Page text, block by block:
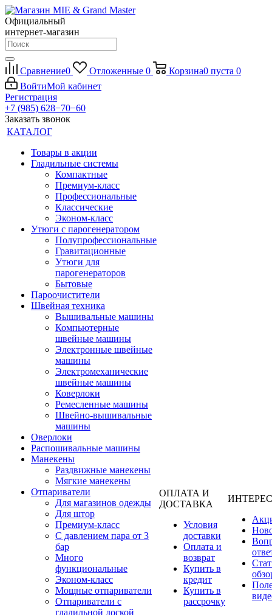
Официальный
интернет-магазин
Сравнение0 Отложенные 0 Корзина0 пуста 0
ВойтиМой кабинет
Регистрация
+7 (985) 628−70−60
Заказать звонок
КАТАЛОГ
Товары в акции
Гладильные системы
Компактные
Премиум-класс
Профессиональные
Классические
Эконом-класс
Утюги с парогенератором
Полупрофессиональные
Гравитационные
Утюги для
парогенераторов
Бытовые
Пароочистители
Швейная техника
Вышивальные машины
Компьютерные
швейные машины
Электронные швейные
машины
Электромеханические
швейные машины
Коверлоки
Ремесленные машины
Швейно-вышивальные
машины
Оверлоки
Распошивальные машины
Манекены
Раздвижные манекены
Мягкие манекены
Отпариватели
Для магазинов одежды
Для штор
Премиум-класс
С давлением пара от 3
бар
Много
функциональные
Эконом-класс
Мощные отпариватели
Отпариватели с
гладильной доской
ОПЛАТА И
ДОСТАВКА
Условия
доставки
Оплата и
возврат
Купить в
кредит
Купить в
рассрочку